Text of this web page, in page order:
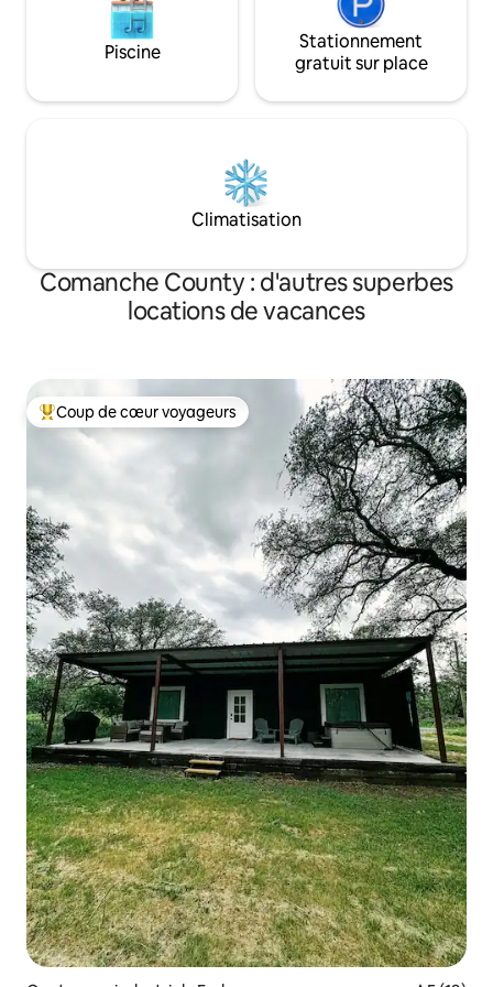
Piscine
Stationnement
gratuit sur place
Climatisation
Comanche County : d'autres superbes
locations de vacances
Coups de cœur voyageurs les plus appréciés
Coup de cœur voyageurs